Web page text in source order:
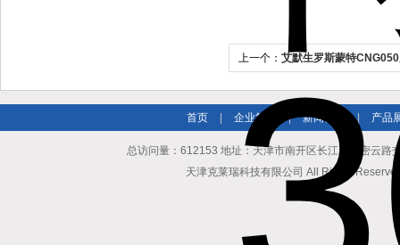
上一个： 艾默生罗斯蒙特
首页 企业简介 | 新闻资讯 | 产品
总访问量：612153 地址：天津市南开区长江道与密云
天津克莱瑞科技有限公司 All Rights